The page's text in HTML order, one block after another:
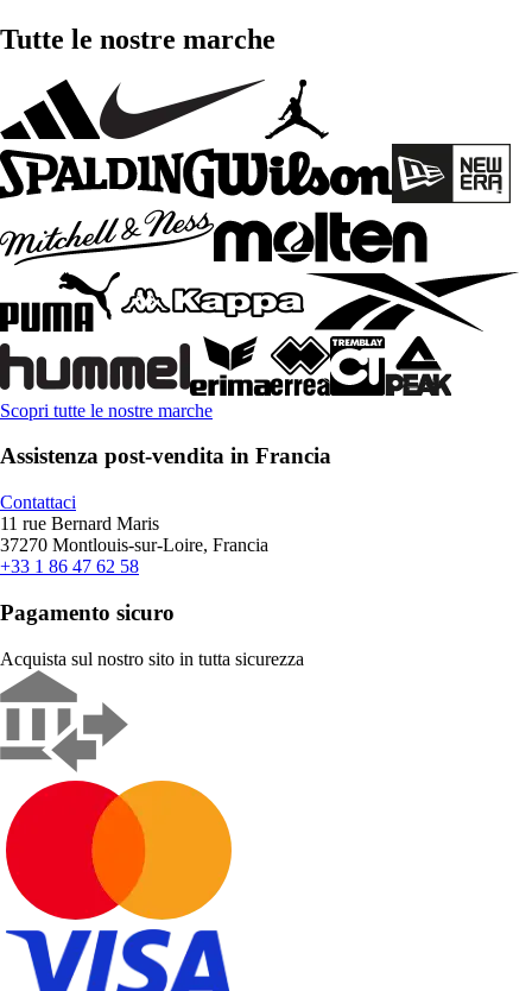
Tutte le nostre marche
Scopri tutte le nostre marche
Assistenza post-vendita in Francia
Contattaci
11 rue Bernard Maris
37270 Montlouis-sur-Loire, Francia
+33 1 86 47 62 58
Pagamento sicuro
Acquista sul nostro sito in tutta sicurezza